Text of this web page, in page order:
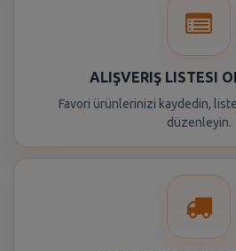
ALIŞVERIŞ LISTESI
Favori ürünlerinizi kaydedin,
düzenleyin.